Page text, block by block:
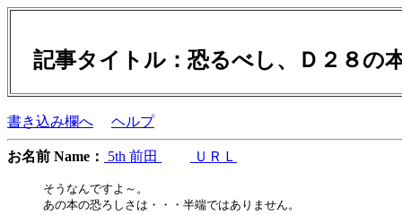
記事タイトル：恐るべし、Ｄ２８
書き込み欄へ ヘルプ
お名前 Name： 5th 前田 ＵＲＬ
そうなんですよ～。
あの本の恐ろしさは・・・半端ではありません。